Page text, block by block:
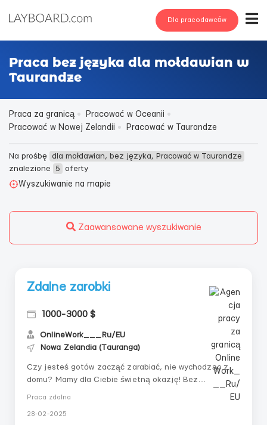
Dla pracodawców
Praca bez języka dla mołdawian w
Taurandze
Praca za granicą
Pracować w Oceanii
Pracować w Nowej Zelandii
Pracować w Taurandze
Na prośbę dla mołdawian, bez języka, Pracować w Taurandze
znalezione
5
oferty
Wyszukiwanie na mapie
Zaawansowane wyszukiwanie
Zdalne zarobki
1000-3000 $
OnlineWork___Ru/EU
Nowa Zelandia (Tauranga)
Czy jesteś gotów zacząć zarabiać, nie wychodząc z
domu? Mamy dla Ciebie świetną okazję! Bez
Darmowe szkolenie, które jest odpowiednie dla
Praca zdalna
28-02-2025